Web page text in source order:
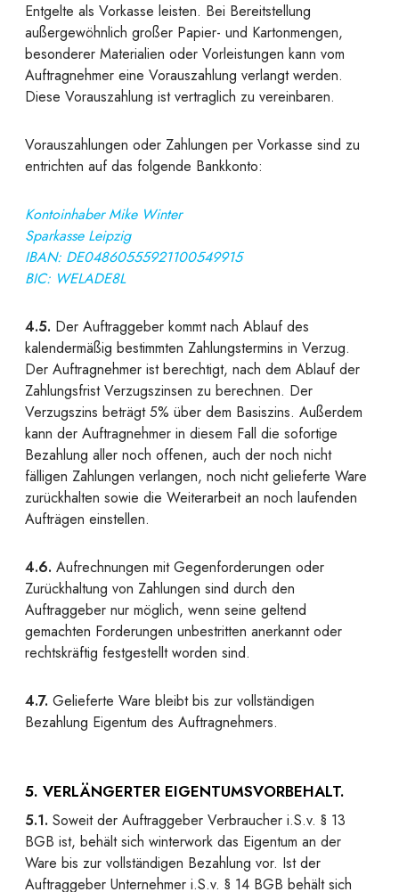
Entgelte als Vorkasse leisten. Bei Bereitstellung
außergewöhnlich großer Papier- und Kartonmengen,
besonderer Materialien oder Vorleistungen kann vom
Auftragnehmer eine Vorauszahlung verlangt werden.
Diese Vorauszahlung ist vertraglich zu vereinbaren.
Vorauszahlungen oder Zahlungen per Vorkasse sind zu
entrichten auf das folgende Bankkonto:
Kontoinhaber Mike Winter
Sparkasse Leipzig
IBAN: DE04860555921100549915
BIC: WELADE8L
4.5. Der Auftraggeber kommt nach Ablauf des
kalendermäßig bestimmten Zahlungstermins in Verzug.
Der Auftragnehmer ist berechtigt, nach dem Ablauf der
Zahlungsfrist Verzugszinsen zu berechnen. Der
Verzugszins beträgt 5% über dem Basiszins. Außerdem
kann der Auftragnehmer in diesem Fall die sofortige
Bezahlung aller noch offenen, auch der noch nicht
fälligen Zahlungen verlangen, noch nicht gelieferte Ware
zurückhalten sowie die Weiterarbeit an noch laufenden
Aufträgen einstellen.
4.6. Aufrechnungen mit Gegenforderungen oder
Zurückhaltung von Zahlungen sind durch den
Auftraggeber nur möglich, wenn seine geltend
gemachten Forderungen unbestritten anerkannt oder
rechtskräftig festgestellt worden sind.
4.7. Gelieferte Ware bleibt bis zur vollständigen
Bezahlung Eigentum des Auftragnehmers.
5. VERLÄNGERTER EIGENTUMSVORBEHALT.
5.1. Soweit der Auftraggeber Verbraucher i.S.v. § 13
BGB ist, behält sich winterwork das Eigentum an der
Ware bis zur vollständigen Bezahlung vor. Ist der
Auftraggeber Unternehmer i.S.v. § 14 BGB behält sich